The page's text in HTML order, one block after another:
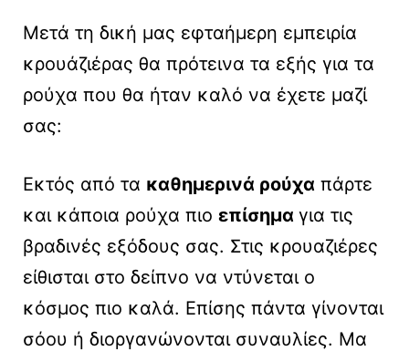
Μετά τη δική μας εφταήμερη εμπειρία
κρουάζιέρας θα πρότεινα τα εξής για τα
ρούχα που θα ήταν καλό να έχετε μαζί
σας:
Εκτός από τα καθημερινά ρούχα πάρτε
και κάποια ρούχα πιο επίσημα για τις
βραδινές εξόδους σας. Στις κρουαζιέρες
είθισται στο δείπνο να ντύνεται ο
κόσμος πιο καλά. Επίσης πάντα γίνονται
σόου ή διοργανώνονται συναυλίες. Μα